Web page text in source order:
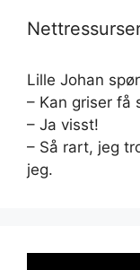
Lille Johan
– Kan griser få
– Ja visst!
– Så rart, jeg
jeg.